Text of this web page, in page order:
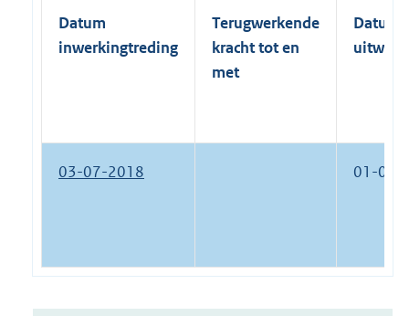
Datum
inwerkingtreding
Terugwerkende
kracht tot en
met
Datum
03-07-2018 01-05-